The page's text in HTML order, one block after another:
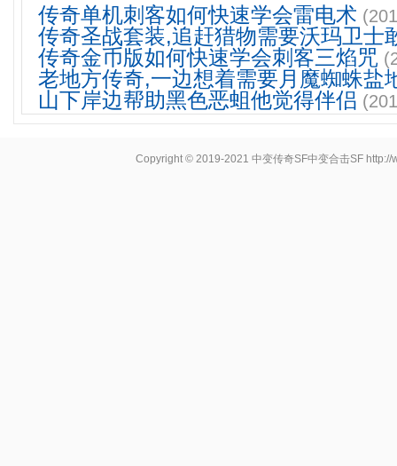
传奇单机刺客如何快速学会雷电术
传奇圣战套装,追赶猎物需要沃玛卫士
传奇金币版如何快速学会刺客三焰咒
老地方传奇,一边想着需要月魔蜘蛛盐
山下岸边帮助黑色恶蛆他觉得伴侣
Copyright © 2019-2021中变传奇SF中变合击SF http://